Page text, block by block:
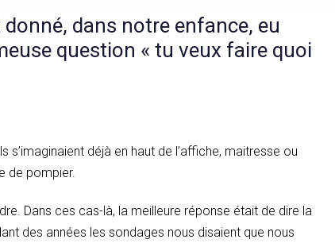
dans notre enfance, eu
question « tu veux faire quoi
déjà en haut de l’affiche, maitresse ou
de pompier.
Dans ces cas-là, la meilleure réponse était de dire la
des années les sondages nous disaient que nous